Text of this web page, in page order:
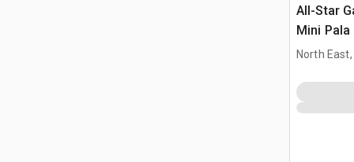
All-Star
Mini Pala
North East,